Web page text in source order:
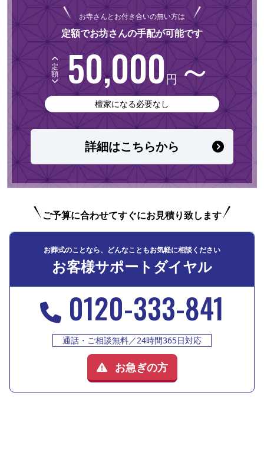
お寺さんとお付き合いの無い方は
定額でお坊さんの手配が可能です
定
額 50,000円 ～
檀家になる必要なし
詳細はこちらから
ご予算に合わせてすぐにお見積り致します
お葬式のことなら、どんなこともお気軽に相談ください
お客様サポートダイヤル
0120-333-841
通話・ご相談無料／24時間365日対応
お急ぎの方